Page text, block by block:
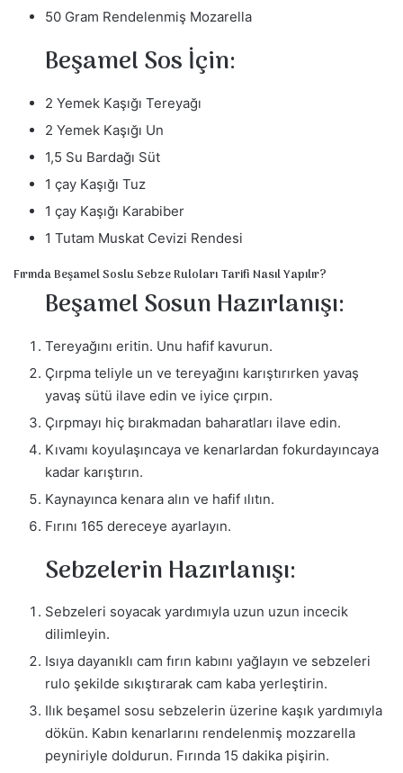
50 Gram Rendelenmiş Mozarella
Beşamel Sos İçin:
2 Yemek Kaşığı Tereyağı
2 Yemek Kaşığı Un
1,5 Su Bardağı Süt
1 çay Kaşığı Tuz
1 çay Kaşığı Karabiber
1 Tutam Muskat Cevizi Rendesi
Fırında Beşamel Soslu Sebze Ruloları Tarifi Nasıl Yapılır?
Beşamel Sosun Hazırlanışı:
Tereyağını eritin. Unu hafif kavurun.
Çırpma teliyle un ve tereyağını karıştırırken yavaş
yavaş sütü ilave edin ve iyice çırpın.
Çırpmayı hiç bırakmadan baharatları ilave edin.
Kıvamı koyulaşıncaya ve kenarlardan fokurdayıncaya
kadar karıştırın.
Kaynayınca kenara alın ve hafif ılıtın.
Fırını 165 dereceye ayarlayın.
Sebzelerin Hazırlanışı:
Sebzeleri soyacak yardımıyla uzun uzun incecik
dilimleyin.
Isıya dayanıklı cam fırın kabını yağlayın ve sebzeleri
rulo şekilde sıkıştırarak cam kaba yerleştirin.
Ilık beşamel sosu sebzelerin üzerine kaşık yardımıyla
dökün. Kabın kenarlarını rendelenmiş mozzarella
peyniriyle doldurun. Fırında 15 dakika pişirin.